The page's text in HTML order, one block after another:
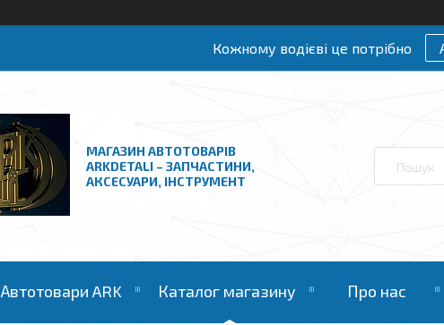
Кожному водієві це потрібно
МАГАЗИН АВТОТОВАРІВ
ARKDETALI – ЗАПЧАСТИНИ,
АКСЕСУАРИ, ІНСТРУМЕНТ
Автотовари ARK Каталог магазину Про нас